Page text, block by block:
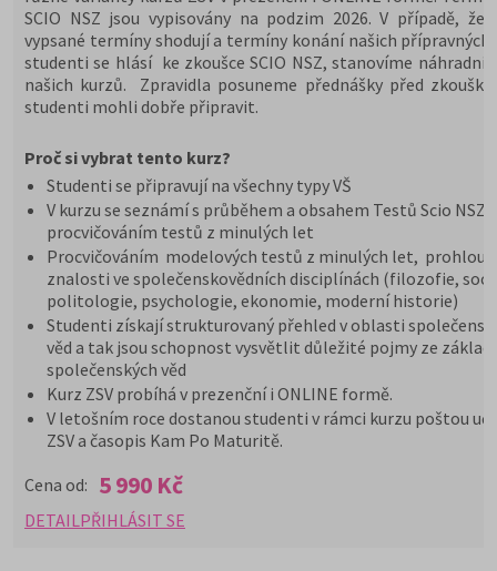
SCIO NSZ jsou vypisovány na podzim 2026. V případě,
vypsané termíny shodují a termíny konání našich přípravných
studenti se hlásí ke zkoušce SCIO NSZ, stanovíme náhradní
našich kurzů. Zpravidla posuneme přednášky před
studenti mohli dobře připravit.
Proč si vybrat tento kurz?
Studenti se připravují na všechny typy VŠ
V kurzu se seznámí s průběhem a obsahem Testů Scio NSZ
procvičováním testů z minulých let
Procvičováním modelových testů z minulých let,
znalosti ve společenskovědních disciplínách (filozofie,
politologie, psychologie, ekonomie, moderní historie)
Studenti získají strukturovaný přehled v oblasti
věd a tak jsou schopnost vysvětlit důležité pojmy ze
společenských věd
Kurz ZSV probíhá v prezenční i ONLINE formě.
V letošním roce dostanou studenti v rámci kurzu poštou
ZSV a časopis Kam Po Maturitě.
Cena od: 5 990 Kč
DETAIL PŘIHLÁSIT SE